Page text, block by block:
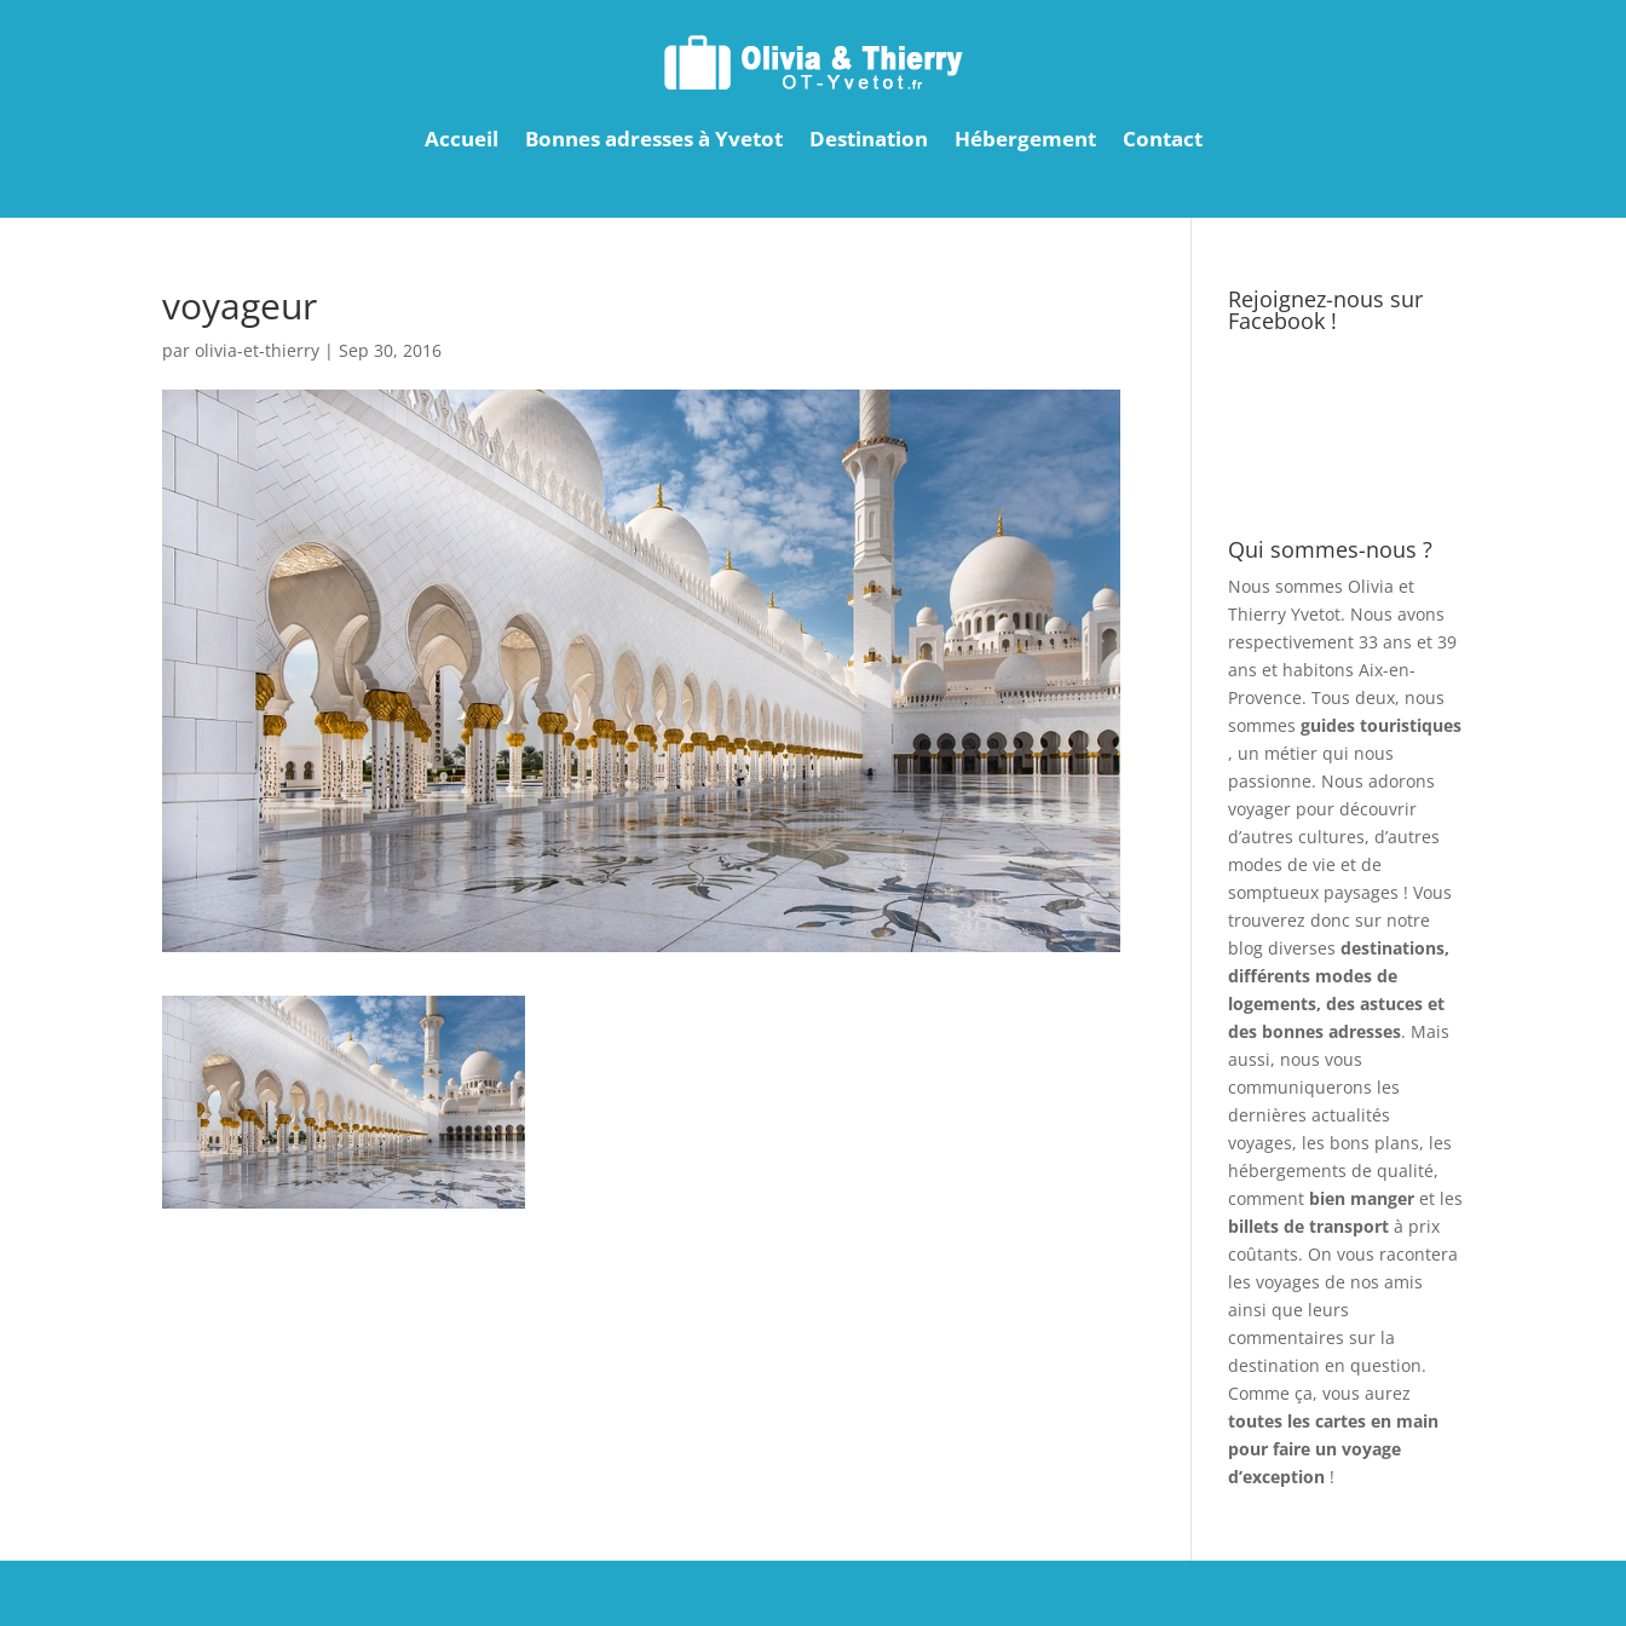
Accueil Bonnes adresses à Yvetot Destination Hébergement Contact
voyageur
parolivia-et-thierry | Sep 30, 2016
Rejoignez-nous sur
Facebook !
Qui sommes-nous ?
Nous sommes Olivia et
Thierry Yvetot. Nous avons
respectivement 33 ans et 39
ans et habitons Aix-en-
Provence. Tous deux, nous
sommesguides touristiques
, un métier qui nous
passionne. Nous adorons
voyager pour découvrir
d’autres cultures, d’autres
modes de vie et de
somptueux paysages ! Vous
trouverez donc sur notre
blog diversesdestinations,
différents modes de
logements, des astuces et
des bonnes adresses. Mais
aussi, nous vous
communiquerons les
dernières actualités
voyages, les bons plans, les
hébergements de qualité,
comment bien manger et les
billets de transport à prix
coûtants. On vous racontera
les voyages de nos amis
ainsi que leurs
commentaires sur la
destination en question.
Comme ça, vous aurez
toutes les cartes en main
pour faire un voyage
d’exception !